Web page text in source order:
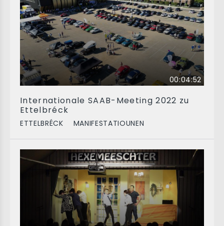
00:04:52
Internationale SAAB-Meeting 2022 zu
Ettelbréck
ETTELBRÉCK MANIFESTATIOUNEN